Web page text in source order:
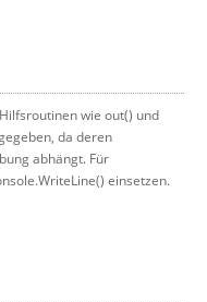
wie out() und
da deren
abhängt. Für
einsetzen.